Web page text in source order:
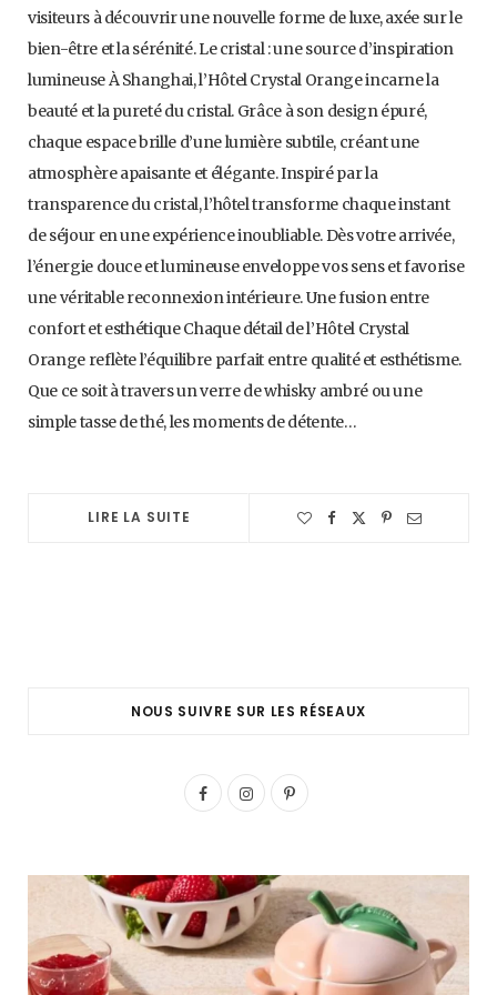
visiteurs à découvrir une nouvelle forme de luxe, axée sur le
bien-être et la sérénité. Le cristal : une source d’inspiration
lumineuse À Shanghai, l’Hôtel Crystal Orange incarne la
beauté et la pureté du cristal. Grâce à son design épuré,
chaque espace brille d’une lumière subtile, créant une
atmosphère apaisante et élégante. Inspiré par la
transparence du cristal, l’hôtel transforme chaque instant
de séjour en une expérience inoubliable. Dès votre arrivée,
l’énergie douce et lumineuse enveloppe vos sens et favorise
une véritable reconnexion intérieure. Une fusion entre
confort et esthétique Chaque détail de l’Hôtel Crystal
Orange reflète l’équilibre parfait entre qualité et esthétisme.
Que ce soit à travers un verre de whisky ambré ou une
simple tasse de thé, les moments de détente…
LIRE LA SUITE
NOUS SUIVRE SUR LES RÉSEAUX
F
e
b
I
t
a
g
P
t
r